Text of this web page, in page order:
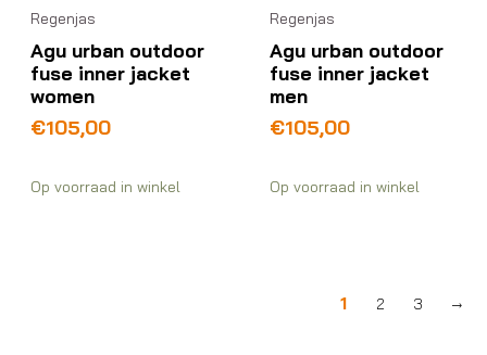
Regenjas
Agu urban outdoor
fuse inner jacket
women
€105,00
Op voorraad in winkel
Regenjas
Agu urban outdoor
fuse inner jacket
men
€105,00
Op voorraad in winkel
1 2 3 →